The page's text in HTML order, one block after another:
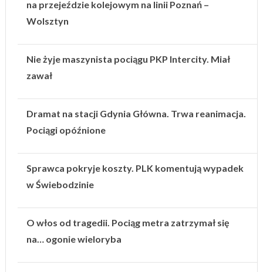
na przejeździe kolejowym na linii Poznań –
Wolsztyn
Nie żyje maszynista pociągu PKP Intercity. Miał
zawał
Dramat na stacji Gdynia Główna. Trwa reanimacja.
Pociągi opóźnione
Sprawca pokryje koszty. PLK komentują wypadek
w Świebodzinie
O włos od tragedii. Pociąg metra zatrzymał się
na… ogonie wieloryba